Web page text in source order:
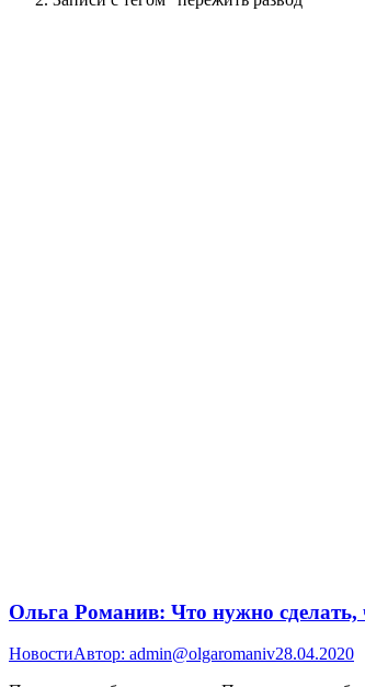
Ольга Романив: Что нужно сделать,
НовостиАвтор: admin@olgaromaniv28.04.2020